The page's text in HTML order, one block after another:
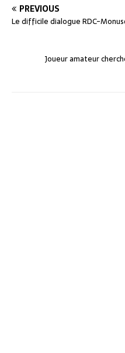
PREVIOUS
Le difficile dialogue RDC-
Joueur amateur